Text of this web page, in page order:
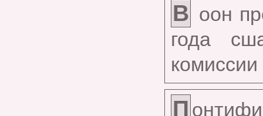
В оон
года
П